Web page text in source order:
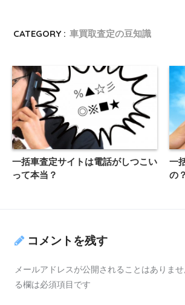
CATEGORY : 車買取査定の豆知識
一括車査定サイトは電話がしつこい
って本当？
一
の？
コメントを残す
メールアドレスが公開されることはありませ
る欄は必須項目です